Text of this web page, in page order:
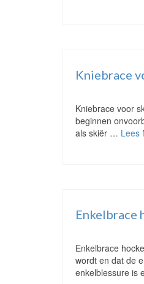
Kniebrace
Kniebrace voor
beginnen
als skiër … Lees
Enkelbrace
Enkelbrace
wordt en dat de
enkelblessure is